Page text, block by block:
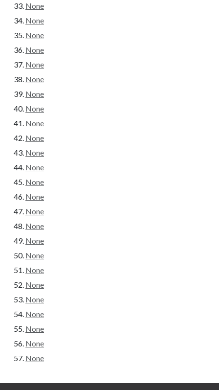
None
None
None
None
None
None
None
None
None
None
None
None
None
None
None
None
None
None
None
None
None
None
None
None
None